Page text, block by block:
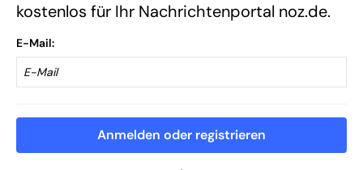
kostenlos für Ihr Nachrichtenportal noz.de.
E-Mail
Anmelden oder registrieren